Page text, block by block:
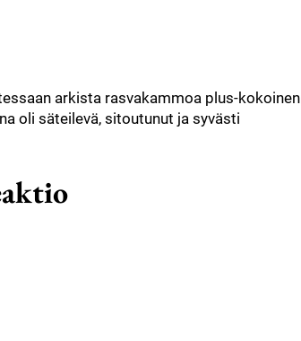
arkista rasvakammoa plus-kokoinen
oli säteilevä, sitoutunut ja syvästi